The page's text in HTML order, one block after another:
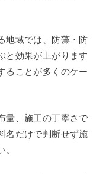
地域では、防藻・防
と効果が上がります
ることが多くのケー
量、施工の丁寧さで
名だけで判断せず施